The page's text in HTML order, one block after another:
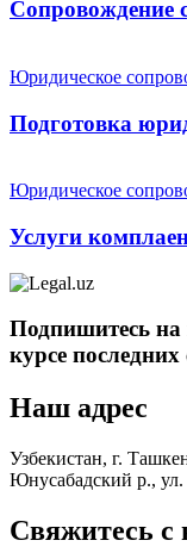
Сопровождение
Юридическое
Подготовка
Юридическое
Услуги
Подпишитесь
курсе
Наш адрес
Узбекистан, г.
Юнусабадский р., ул.
Свяжитесь с